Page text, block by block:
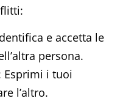
e accetta le
persona.
Esprimi i tuoi
l’altro.